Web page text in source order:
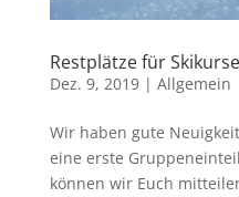
Restplätze für Skikurse
Dez. 9, 2019| Allgemein
Wir haben gute
eine erste
können wir Euch